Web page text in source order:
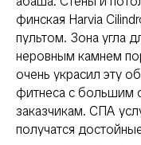
финская Harvia
пультом. Зона угла
неровным камнем
очень украсил эту
фитнеса с большим
заказчикам. СПА
получатся